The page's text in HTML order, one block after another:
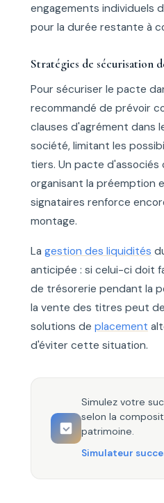
engagements individuels
pour la durée restante à
Stratégies de sécurisation
Pour sécuriser le pacte
recommandé de prévoir
clauses d'agrément dans
société, limitant les
tiers. Un pacte d'associés
organisant la préemption
signataires renforce
montage.
La gestion des liquidités
anticipée : si celui-ci doit
de trésorerie pendant la
la vente des titres peut
solutions de placement
d'éviter cette situation.
Simulez votre
selon la
patrimoine.
Simulateur